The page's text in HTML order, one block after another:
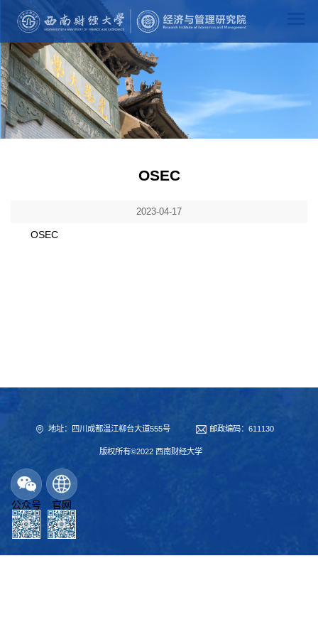
OSEC
2023-04-17
OSEC
地址：四川成都温江柳台大道555号 邮政编码：611130
版权所有©2022 西南财经大学
公众号 官网